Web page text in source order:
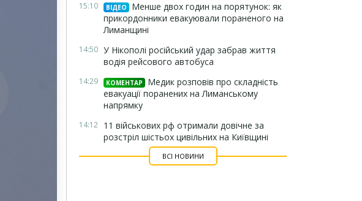
15:10 ВІДЕО
Менше двох годин на порятунок: як
прикордонники евакуювали пораненого на
Лиманщині
14:50 У Нікополі російський удар забрав життя
водія рейсового автобуса
14:29 КОМЕНТАР
Медик розповів про складність
евакуації поранених на Лиманському
напрямку
14:12 11 військових рф отримали довічне за
розстріл шістьох цивільних на Київщині
ВСІ НОВИНИ